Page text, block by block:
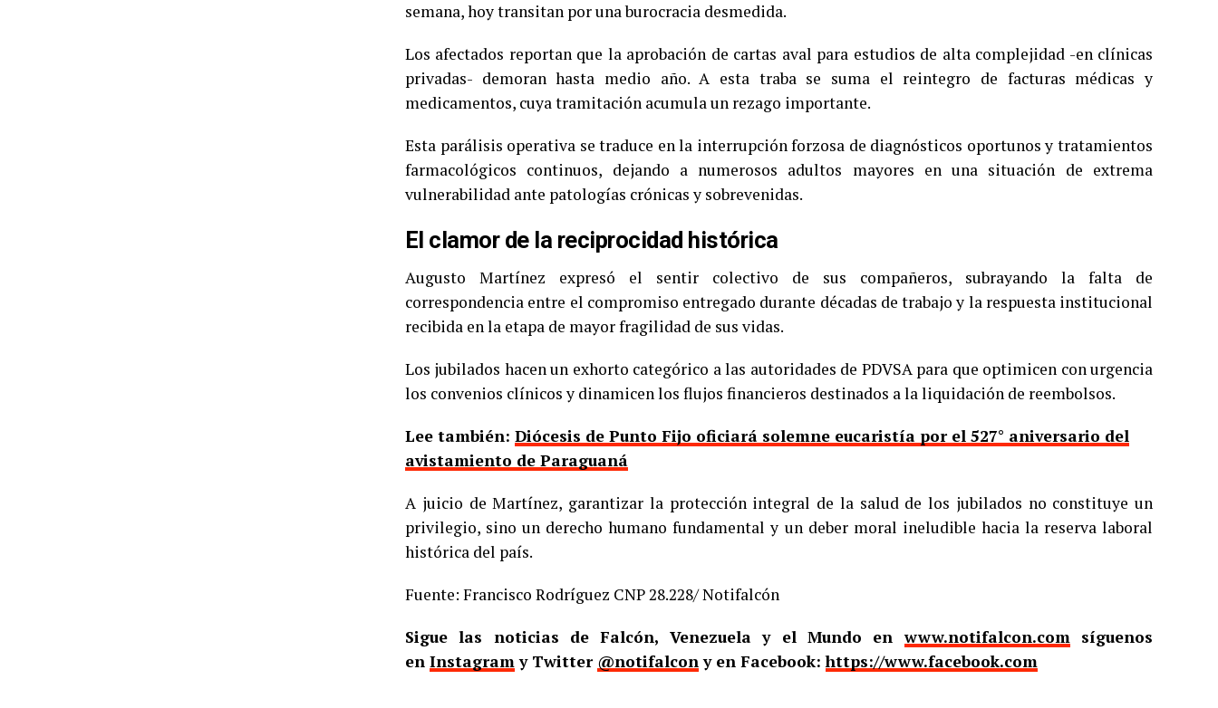
semana, hoy transitan por una burocracia desmedida.
Los afectados reportan que la aprobación de cartas aval para estudios de alta complejidad -en clínicas
privadas- demoran hasta medio año. A esta traba se suma el reintegro de facturas médicas y
medicamentos, cuya tramitación acumula un rezago importante.
Esta parálisis operativa se traduce en la interrupción forzosa de diagnósticos oportunos y tratamientos
farmacológicos continuos, dejando a numerosos adultos mayores en una situación de extrema
vulnerabilidad ante patologías crónicas y sobrevenidas.
El clamor de la reciprocidad histórica
Augusto Martínez expresó el sentir colectivo de sus compañeros, subrayando la falta de
correspondencia entre el compromiso entregado durante décadas de trabajo y la respuesta institucional
recibida en la etapa de mayor fragilidad de sus vidas.
Los jubilados hacen un exhorto categórico a las autoridades de PDVSA para que optimicen con urgencia
los convenios clínicos y dinamicen los flujos financieros destinados a la liquidación de reembolsos.
Lee también: Diócesis de Punto Fijo oficiará solemne eucaristía por el 527° aniversario del
avistamiento de Paraguaná
A juicio de Martínez, garantizar la protección integral de la salud de los jubilados no constituye un
privilegio, sino un derecho humano fundamental y un deber moral ineludible hacia la reserva laboral
histórica del país.
Fuente: Francisco Rodríguez CNP 28.228/ Notifalcón
Sigue las noticias de Falcón, Venezuela y el Mundo enwww.notifalcon.comsíguenos
en Instagramy Twitter @notifalcony en Facebook:https://www.facebook.com